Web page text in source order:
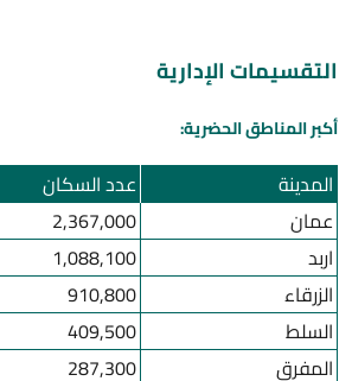
التقسيمات الإدارية
أكبر المناطق الحضرية:
المدينة
عدد السكان
عمان
2,367,000
اربد
1,088,100
الزرقاء
910,800
السلط
409,500
المفرق
287,300